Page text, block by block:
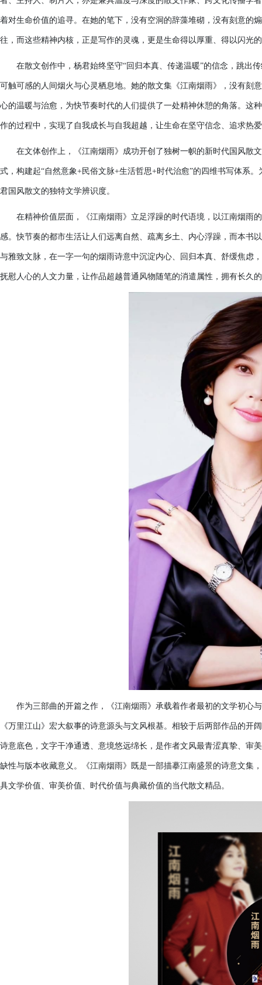
着对生命价值的追寻。在她的笔下，没有空洞的辞藻堆砌，没有刻意的
往，而这些精神内核，正是写作的灵魂，更是生命得以厚重、得以闪光
在散文创作中，杨君始终坚守“回归本真、传递温暖”的信念，跳出
可触可感的人间烟火与心灵栖息地。她的散文集《江南烟雨》，没有刻
心的温暖与治愈，为快节奏时代的人们提供了一处精神休憩的角落。这
作的过程中，实现了自我成长与自我超越，让生命在坚守信念、追求热
在文体创作上，《江南烟雨》成功开创了独树一帜的新时代国风散
式，构建起“自然意象+民俗文脉+生活哲思+时代治愈”的四维书写体系
君国风散文的独特文学辨识度。
在精神价值层面，《江南烟雨》立足浮躁的时代语境，以江南烟雨
感。快节奏的都市生活让人们远离自然、疏离乡土、内心浮躁，而本书
与雅致文脉，在一字一句的烟雨诗意中沉淀内心、回归本真、舒缓焦虑
抚慰人心的人文力量，让作品超越普通风物随笔的消遣属性，拥有长久
作为三部曲的开篇之作，《江南烟雨》承载着作者最初的文学初心
《万里江山》宏大叙事的诗意源头与文风根基。相较于后两部作品的
诗意底色，文字干净通透、意境悠远绵长，是作者文风最青涩真挚、审
缺性与版本收藏意义。《江南烟雨》既是一部描摹江南盛景的诗意文集
具文学价值、审美价值、时代价值与典藏价值的当代散文精品。